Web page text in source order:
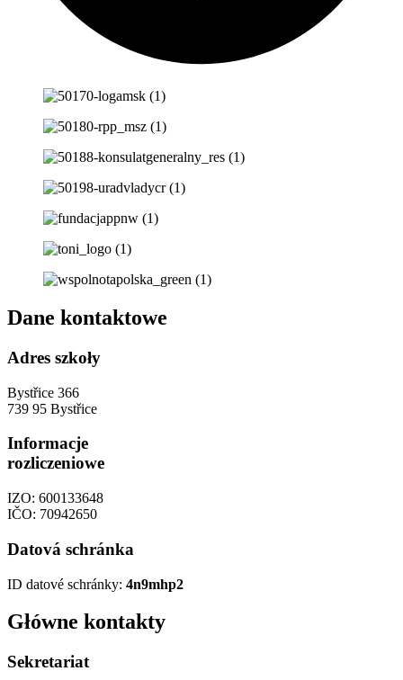
Dane kontaktowe
Adres szkoły
Bystřice 366
739 95 Bystřice
Informacje
rozliczeniowe
IZO: 600133648
IČO: 70942650
Datová schránka
ID datové schránky: 4n9mhp2
Główne kontakty
Sekretariat